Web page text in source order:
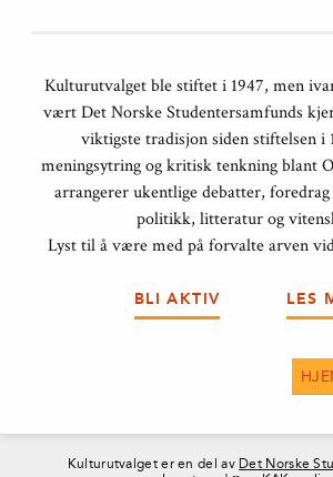
Kulturutvalget ble stiftet i 1947, men
vært Det Norske Studentersamfunds
viktigste tradisjon siden stiftelsen i
meningsytring og kritisk tenkning blant
arrangerer ukentlige debatter,
politikk, litteratur og
Lyst til å være med på forvalte arven
BLI AKTIV LES
Kulturutvalget er en del av Det Norske